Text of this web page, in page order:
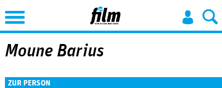
Jump to Navigation
Moune Barius
ZUR PERSON